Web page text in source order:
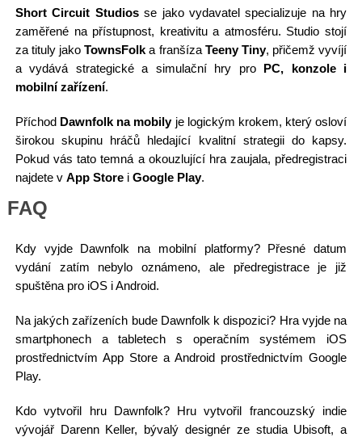
Short Circuit Studiosse jako vydavatel specializuje na hry
zaměřené na přístupnost, kreativitu a atmosféru. Studio stojí
za tituly jakoTownsFolk a franšíza Teeny Tiny, přičemž vyvíjí
a vydává strategické a simulační hry pro PC, konzole i
mobilní zařízení.
Příchod Dawnfolk na mobilyje logickým krokem, který osloví
širokou skupinu hráčů hledající kvalitní strategii do kapsy.
Pokud vás tato temná a okouzlující hra zaujala, předregistraci
najdete v App Storei Google Play.
FAQ
Kdy vyjde Dawnfolk na mobilní platformy? Přesné datum
vydání zatím nebylo oznámeno, ale předregistrace je již
spuštěna pro iOS i Android.
Na jakých zařízeních bude Dawnfolk k dispozici? Hra vyjde na
smartphonech a tabletech s operačním systémem iOS
prostřednictvím App Store a Android prostřednictvím Google
Play.
Kdo vytvořil hru Dawnfolk? Hru vytvořil francouzský indie
vývojář Darenn Keller, bývalý designér ze studia Ubisoft, a